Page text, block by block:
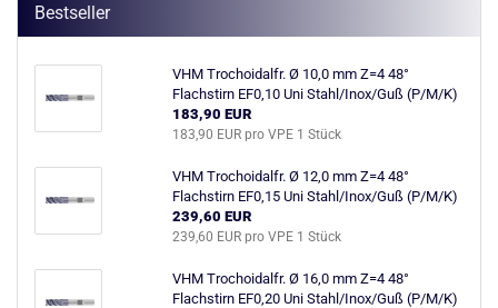
Bestseller
VHM Trochoidalfr. Ø 10,0 mm Z=4 48°
Flachstirn EF0,10 Uni Stahl/Inox/Guß (P/M/K)
183,90 EUR
183,90 EUR pro VPE 1 Stück
VHM Trochoidalfr. Ø 12,0 mm Z=4 48°
Flachstirn EF0,15 Uni Stahl/Inox/Guß (P/M/K)
239,60 EUR
239,60 EUR pro VPE 1 Stück
VHM Trochoidalfr. Ø 16,0 mm Z=4 48°
Flachstirn EF0,20 Uni Stahl/Inox/Guß (P/M/K)